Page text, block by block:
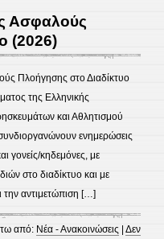
Ασφαλούς
(2026)
Πλοήγησης στο Διαδίκτυο
της Ελληνικής
και Αθλητισμού
ενημερώσεις
γονείς/κηδεμόνες, με
στο διαδίκτυο και με
την αντιμετώπιση […]
από: Νέα - Ανακοινώσεις |Δεν